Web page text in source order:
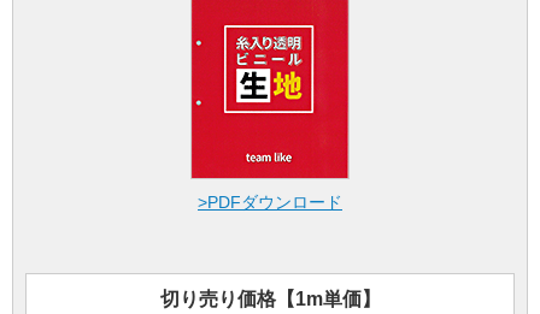
>PDFダウンロード
切り売り価格【1m単価】